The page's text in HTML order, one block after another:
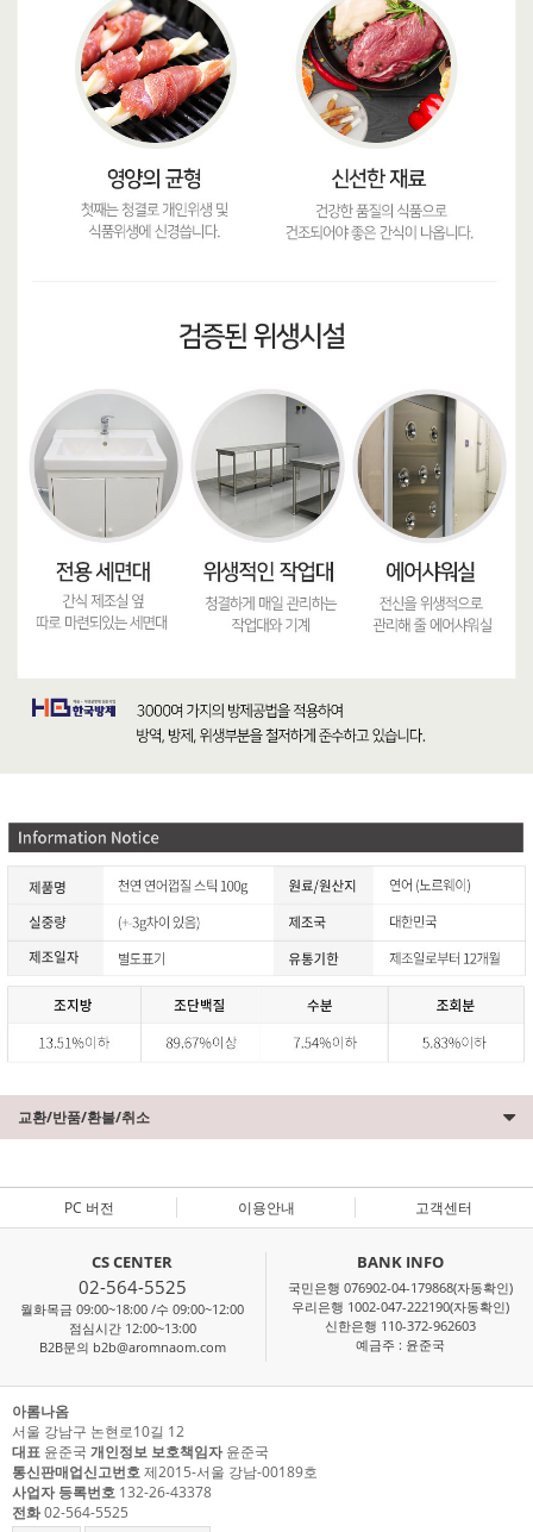
교환/반품/환불/취소
PC 버전 이용안내 고객센터
CS CENTER
02-564-5525
월화목금 09:00~18:00 /수 09:00~12:00
점심시간 12:00~13:00
B2B문의 b2b@aromnaom.com
BANK INFO
국민은행 076902-04-179868(자동확인)
우리은행 1002-047-222190(자동확인)
신한은행 110-372-962603
예금주 : 윤준국
아롬나옴
서울 강남구 논현로10길 12
대표 윤준국 개인정보 보호책임자윤준국
통신판매업신고번호제2015-서울 강남-00189호
사업자 등록번호 132-26-43378
전화02-564-5525